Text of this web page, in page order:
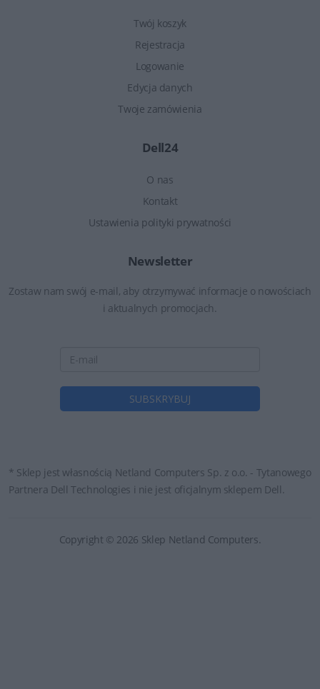
Twój koszyk
Rejestracja
Logowanie
Edycja danych
Twoje zamówienia
Dell24
O nas
Kontakt
Ustawienia polityki prywatności
Newsletter
Zostaw nam swój e-mail, aby otrzymywać informacje o nowościach
i aktualnych promocjach.
* Sklep jest własnością Netland Computers Sp. z o.o. - Tytanowego
Partnera Dell Technologies i nie jest oficjalnym sklepem Dell.
Copyright © 2026 Sklep Netland Computers.